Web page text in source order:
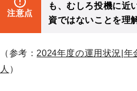
注意点
も、むしろ投機に近
資ではないことを理
（参考： 2024年度の運用状況|年
人 ）